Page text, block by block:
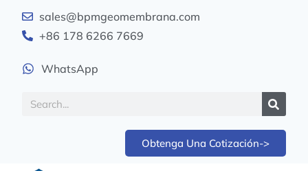
sales@bpmgeomembrana.com
+86 178 6266 7669
WhatsApp
Obtenga Una Cotización->